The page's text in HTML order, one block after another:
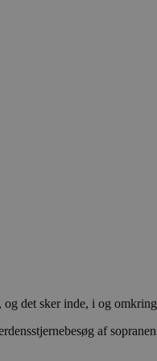
det sker inde, i og
af